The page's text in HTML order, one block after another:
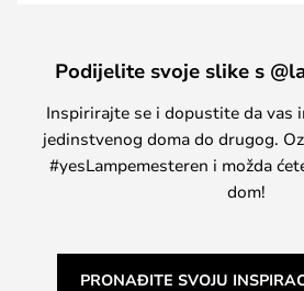
Podijelite svoje slike s
Inspirirajte se i dopustite da vas
jedinstvenog doma do drugog.
#yesLampemesteren i možda
dom!
PRONAĐITE SVOJU